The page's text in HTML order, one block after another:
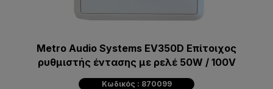
Metro Audio Systems EV350D Επίτοιχος
ρυθμιστής έντασης με ρελέ 50W / 100V
Κωδικός : 870099